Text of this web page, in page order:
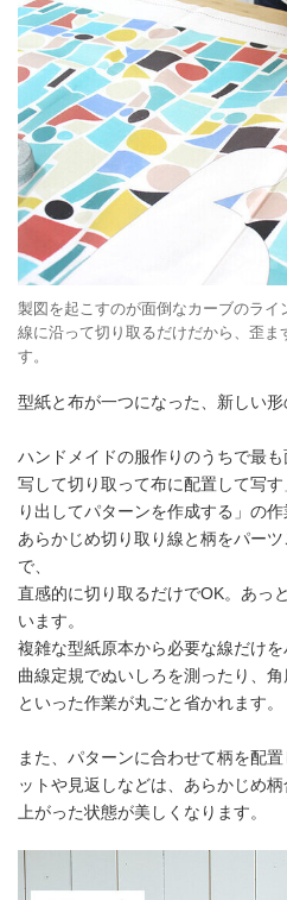
製図を起こすのが面倒なカーブのライ
線に沿って切り取るだけだから、歪ま
す。
型紙と布が一つになった、新しい形
ハンドメイドの服作りのうちで最
写して切り取って布に配置して写
り出してパターンを作成する」の作
あらかじめ切り取り線と柄をパー
で、
直感的に切り取るだけでOK。あっ
います。
複雑な型紙原本から必要な線だけを
曲線定規でぬいしろを測ったり、角
といった作業が丸ごと省かれます。
また、パターンに合わせて柄を配
ットや見返しなどは、あらかじめ
上がった状態が美しくなります。